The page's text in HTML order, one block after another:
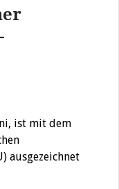
ist mit dem
ausgezeichnet